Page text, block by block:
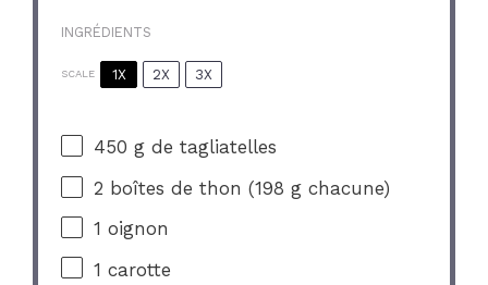
INGRÉDIENTS
SCALE 1X 2X 3X
450 g de tagliatelles
2 boîtes de thon (198 g chacune)
1 oignon
1 carotte